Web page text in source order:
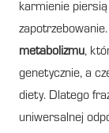
karmienie
metabolizmu,
genetycznie, a
diety. Dlatego
uniwersalnej